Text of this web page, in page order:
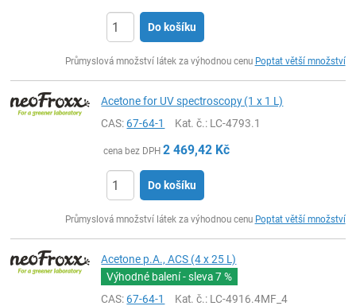
Do košíku
Průmyslová množství látek za výhodnou cenu Poptat větší množství
Acetone for UV spectroscopy (1 x 1 L)
CAS:67-64-1 Kat. č.: LC-4793.1
cena bez DPH 2 469,42 Kč
Do košíku
Průmyslová množství látek za výhodnou cenu Poptat větší množství
Acetone p.A., ACS (4 x 25 L)
Výhodné balení - sleva7 %
CAS:67-64-1 Kat. č.: LC-4916.4MF_4